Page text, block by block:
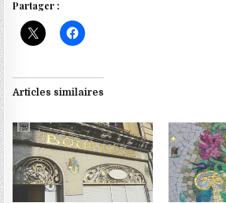
Partager :
Articles similaires